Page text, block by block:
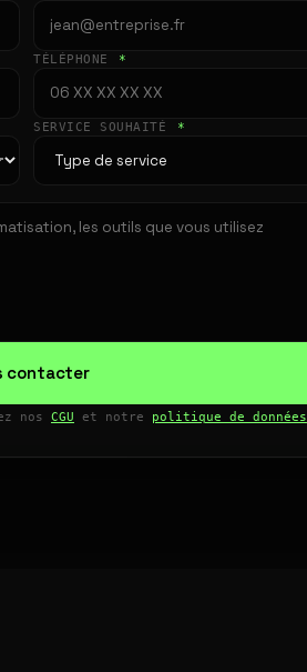
TÉLÉPHONE *
SERVICE SOUHAITÉ *
contacter
nos CGU et notre politique de données